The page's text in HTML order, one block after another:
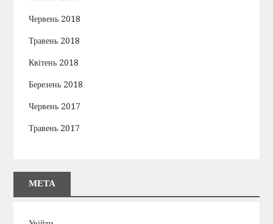
Червень 2018
Травень 2018
Квітень 2018
Березень 2018
Червень 2017
Травень 2017
МЕТА